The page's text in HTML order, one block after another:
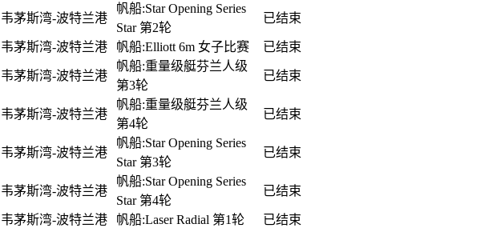
韦茅斯湾-波特兰港
帆船:Star Opening Series
Star 第2轮
已结束
韦茅斯湾-波特兰港 帆船:Elliott 6m 女子比赛
已结束
韦茅斯湾-波特兰港
帆船:重量级艇芬兰人级
第3轮
已结束
韦茅斯湾-波特兰港
帆船:重量级艇芬兰人级
第4轮
已结束
韦茅斯湾-波特兰港
帆船:Star Opening Series
Star 第3轮
已结束
韦茅斯湾-波特兰港
帆船:Star Opening Series
Star 第4轮
已结束
韦茅斯湾-波特兰港 帆船:Laser Radial 第1轮
已结束